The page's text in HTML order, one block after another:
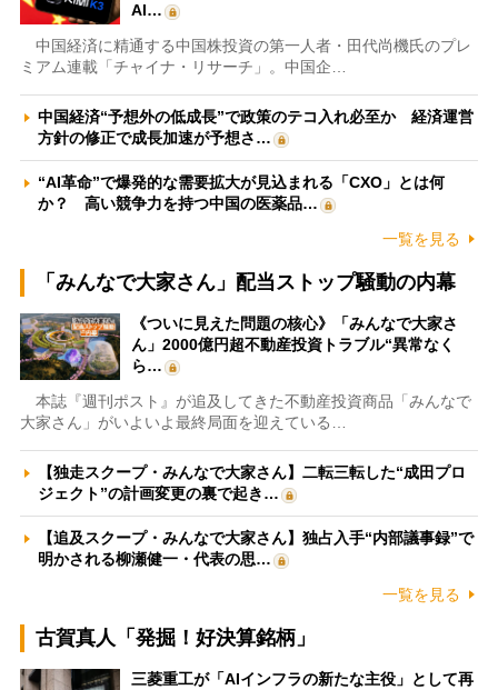
AI…
中国経済に精通する中国株投資の第一人者・田代尚機氏のプレ
ミアム連載「チャイナ・リサーチ」。中国企…
中国経済“予想外の低成長”で政策のテコ入れ必至か 経済運営
方針の修正で成長加速が予想さ…
“AI革命”で爆発的な需要拡大が見込まれる「CXO」とは何
か？ 高い競争力を持つ中国の医薬品…
一覧を見る
「みんなで大家さん」配当ストップ騒動の内幕
《ついに見えた問題の核心》「みんなで大家さ
ん」2000億円超不動産投資トラブル“異常なく
ら…
本誌『週刊ポスト』が追及してきた不動産投資商品「みんなで
大家さん」がいよいよ最終局面を迎えている…
【独走スクープ・みんなで大家さん】二転三転した“成田プロ
ジェクト”の計画変更の裏で起き…
【追及スクープ・みんなで大家さん】独占入手“内部議事録”で
明かされる柳瀬健一・代表の思…
一覧を見る
古賀真人「発掘！好決算銘柄」
三菱重工が「AIインフラの新たな主役」として再